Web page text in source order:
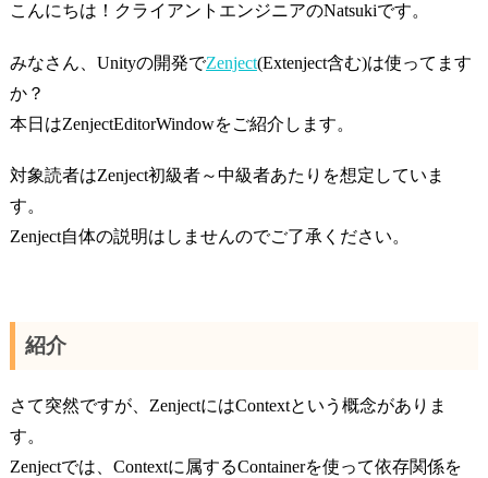
こんにちは！クライアントエンジニアのNatsukiです。
みなさん、Unityの開発でZenject(Extenject含む)は使ってます
か？
本日はZenjectEditorWindowをご紹介します。
対象読者はZenject初級者～中級者あたりを想定していま
す。
Zenject自体の説明はしませんのでご了承ください。
紹介
さて突然ですが、ZenjectにはContextという概念がありま
す。
Zenjectでは、Contextに属するContainerを使って依存関係を